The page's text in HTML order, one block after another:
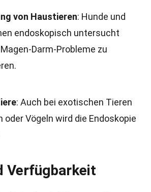
von Haustieren: Hunde und
endoskopisch untersucht
Darm-Probleme zu
: Auch bei exotischen Tieren
oder Vögeln wird die Endoskopie
Verfügbarkeit